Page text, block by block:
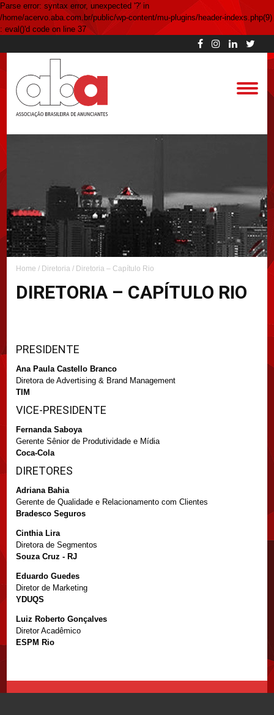
Parse error: syntax error, unexpected '?' in
/home/acervo.aba.com.br/public/wp-content/mu-plugins/header-indexs.php(9)
: eval()'d code on line 37
Home / Diretoria / Diretoria – Capítulo Rio
DIRETORIA – CAPÍTULO RIO
PRESIDENTE
Ana Paula Castello Branco
Diretora de Advertising & Brand Management
TIM
VICE-PRESIDENTE
Fernanda Saboya
Gerente Sênior de Produtividade e Mídia
Coca-Cola
DIRETORES
Adriana Bahia
Gerente de Qualidade e Relacionamento com Clientes
Bradesco Seguros
Cinthia Lira
Diretora de Segmentos
Souza Cruz - RJ
Eduardo Guedes
Diretor de Marketing
YDUQS
Luiz Roberto Gonçalves
Diretor Acadêmico
ESPM Rio